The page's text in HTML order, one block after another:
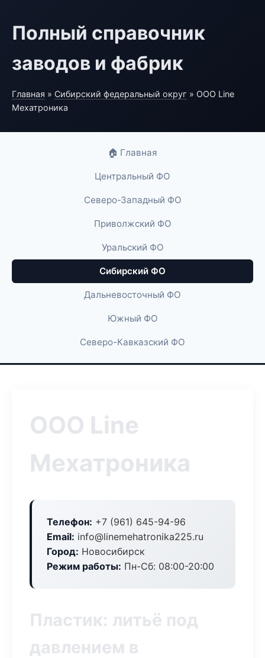
Полный справочник
заводов и фабрик
Главная » Сибирский федеральный округ » ООО Line
Мехатроника
🏠 Главная
Центральный ФО
Северо-Западный ФО
Приволжский ФО
Уральский ФО
Сибирский ФО
Дальневосточный ФО
Южный ФО
Северо-Кавказский ФО
ООО Line
Мехатроника
Телефон: +7 (961) 645-94-96
Email: info@linemehatronika225.ru
Город: Новосибирск
Режим работы: Пн-Сб: 08:00-20:00
Пластик: литьё под
давлением в